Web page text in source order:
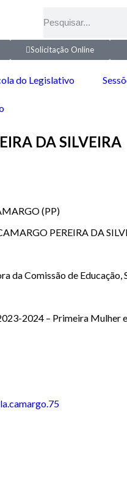
Solicitação Online
do Legislativo
DA SILVEIRA
(PP)
PEREIRA DA
da Comissão de
2024 – Primeira Mulher